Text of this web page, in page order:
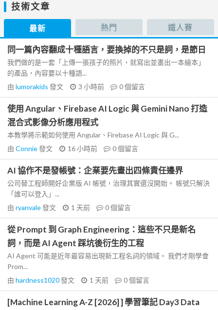
技術文章
最新 熱門 鐵人賽
同一篇內容翻成十種語言，要換掉的不只是詞，是節日
我們做的是一套「上傳一張孩子的照片，就寫出並畫出一本繪本」
的產品，內容要以十種語...
由 lumorakids 發文 3 小時前 0個留言
使用 Angular、Firebase AI Logic 與 Gemini Nano 打造
混合式影像分析應用程式
本教學將示範如何使用 Angular、Firebase AI Logic 與 G...
由 Connie發文 16 小時前 0個留言
AI 協作不是發帳號：企業要先畫出四條責任邊界
公司替工程師開好企業版 AI 帳號，治理其實還沒開始。 帳號只解決
「誰可以登入」...
由 ryanvale發文 1 天前 0個留言
從 Prompt 到 Graph Engineering：這些不只是新名
詞，而是 AI Agent 踩坑後衍生的工程
AI Agent 可能是近年最容易出現新工程名詞的領域。 我們才剛學會
Prom...
由 hardness1020發文 1 天前 0個留言
[Machine Learning A-Z [2026] ] 學習筆記 Day3 Data